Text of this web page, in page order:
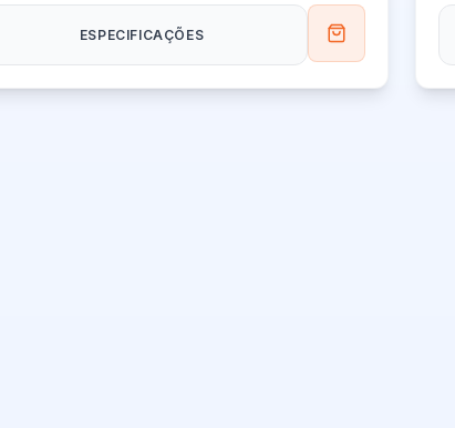
ESPECIFICAÇÕES